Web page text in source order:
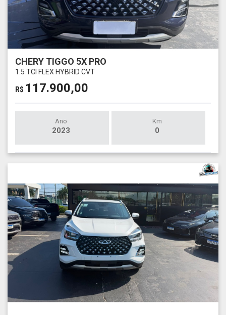
CHERY TIGGO 5X PRO
1.5 TCI FLEX HYBRID CVT
R$ 117.900,00
Ano
2023
Km
0